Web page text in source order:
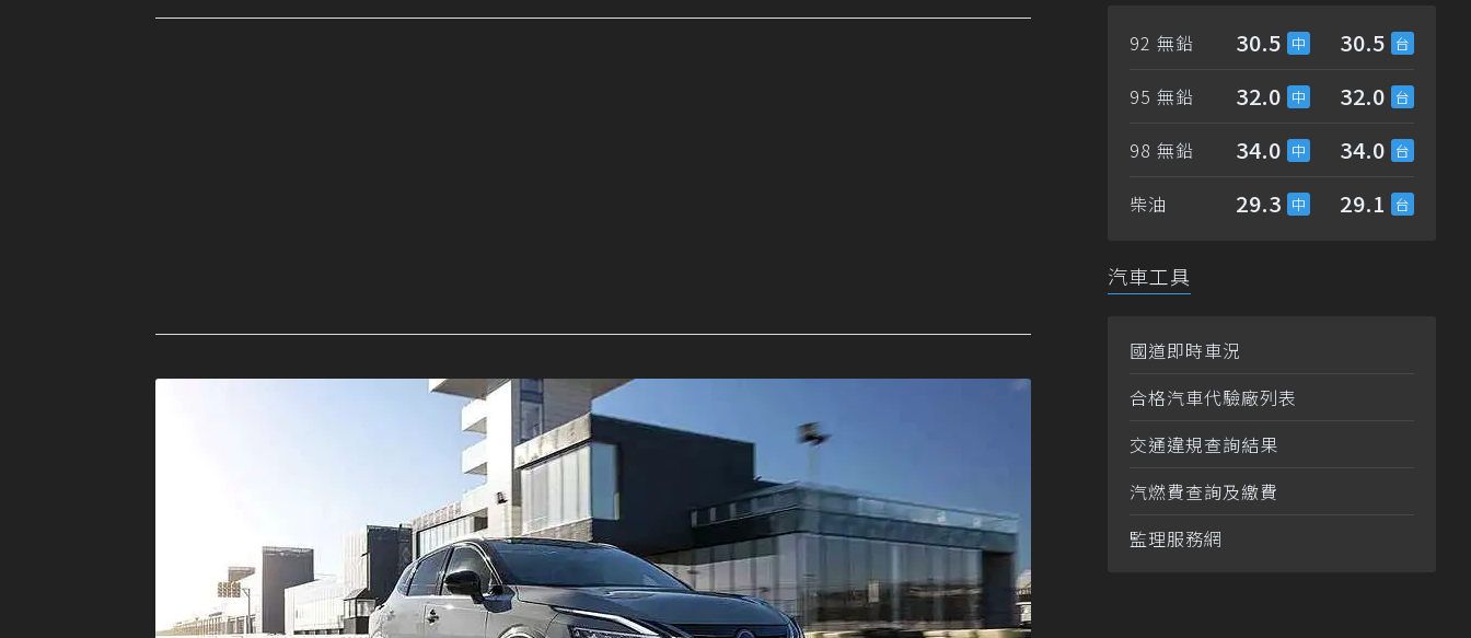
92 無鉛 30.5 30.5
95 無鉛 32.0 32.0
98 無鉛 34.0 34.0
柴油 29.3 29.1
汽車工具
國道即時車況
合格汽車代驗廠列表
交通違規查詢結果
汽燃費查詢及繳費
監理服務網